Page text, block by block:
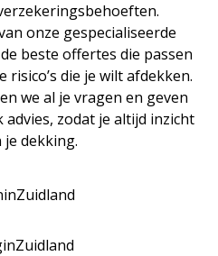
onze gespecialiseerde
beste offertes die passen
risico’s die je wilt afdekken.
we al je vragen en geven
zodat je altijd inzicht
je dekking.
inZuidland
inZuidland